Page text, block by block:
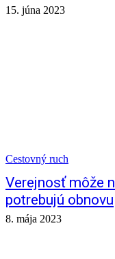
15. júna 2023
Cestovný ruch
Verejnosť môže
potrebujú obnovu
8. mája 2023